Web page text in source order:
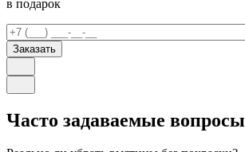
в подарок
Часто задаваемые вопросы